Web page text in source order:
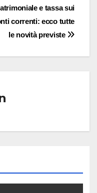
e tassa sui
correnti: ecco tutte
le novità previste